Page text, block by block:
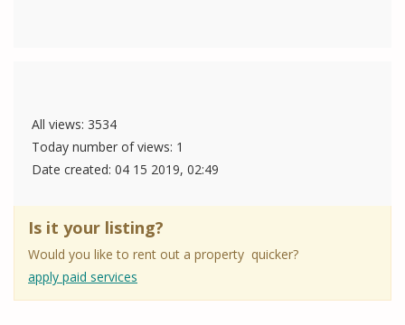
All views: 3534
Today number of views: 1
Date created: 04 15 2019, 02:49
Is it your listing?
Would you like to rent out a property quicker?
apply paid services